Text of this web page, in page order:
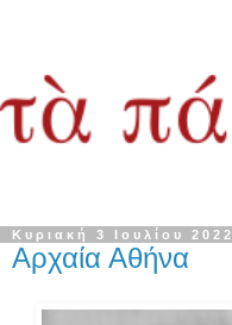
Κυριακή 3 Ιουλίου 2022
Aρχαία Αθήνα